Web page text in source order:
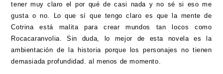
tener muy claro el por qué de casi nada y no sé si eso me
gusta o no. Lo que sí que tengo claro es que la mente de
Cotrina está malita para crear mundos tan locos como
Rocacaranvolia. Sin duda, lo mejor de esta novela es la
ambientación de la historia porque los personajes no tienen
demasiada profundidad. al menos de momento.